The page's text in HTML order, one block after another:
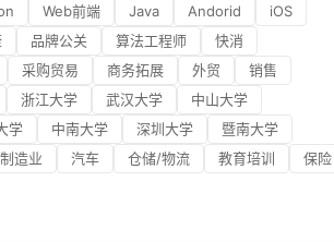
Web前端 Java Andorid
iOS
品牌公关 算法工程师
快消
采购贸易 商务拓展 外贸
销售
浙江大学 武汉大学
中山大学
学 中南大学 深圳大学
暨南大学
制造业 汽车 仓储/物流 教育培训
保险